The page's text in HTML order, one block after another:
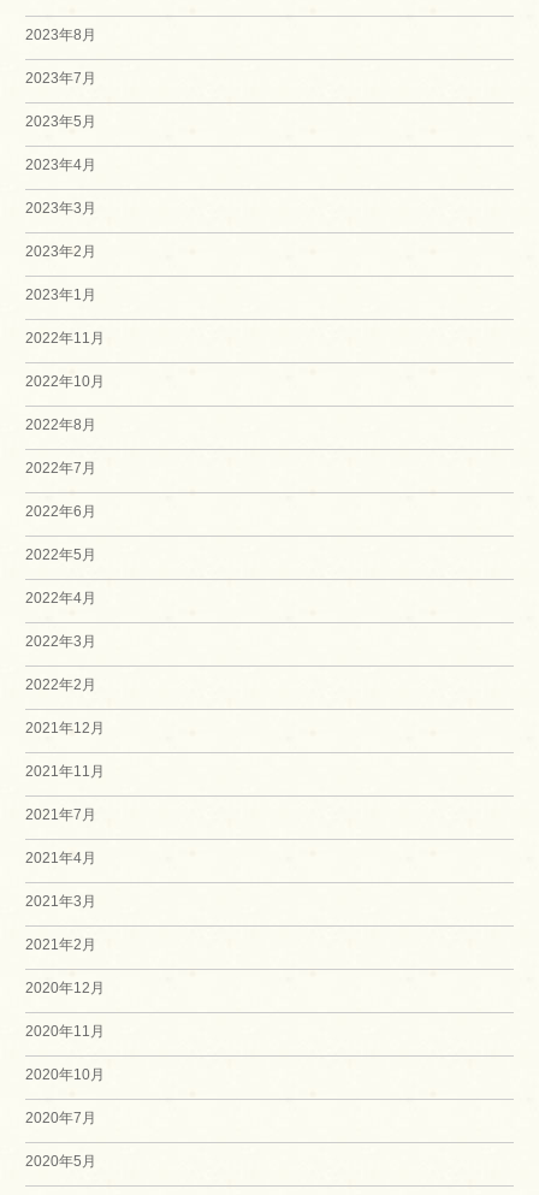
2023年8月
2023年7月
2023年5月
2023年4月
2023年3月
2023年2月
2023年1月
2022年11月
2022年10月
2022年8月
2022年7月
2022年6月
2022年5月
2022年4月
2022年3月
2022年2月
2021年12月
2021年11月
2021年7月
2021年4月
2021年3月
2021年2月
2020年12月
2020年11月
2020年10月
2020年7月
2020年5月